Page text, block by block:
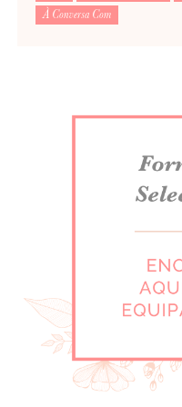
Para saber como tratamos e
À Conversa Com